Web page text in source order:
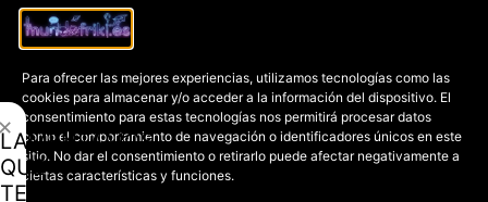
Para ofrecer las mejores experiencias, utilizamos tecnologías como las
cookies para almacenar y/o acceder a la información del dispositivo. El
consentimiento para estas tecnologías nos permitirá procesar datos
como el comportamiento de navegación o identificadores únicos en este
sitio. No dar el consentimiento o retirarlo puede afectar negativamente a
ciertas características y funciones.
Contacto
Dirección:
100% online
Manresa (08241), Barcelona
Aviso legal
Accesibilidad
Devoluciones
LAMENTAMOS
QUE
TE